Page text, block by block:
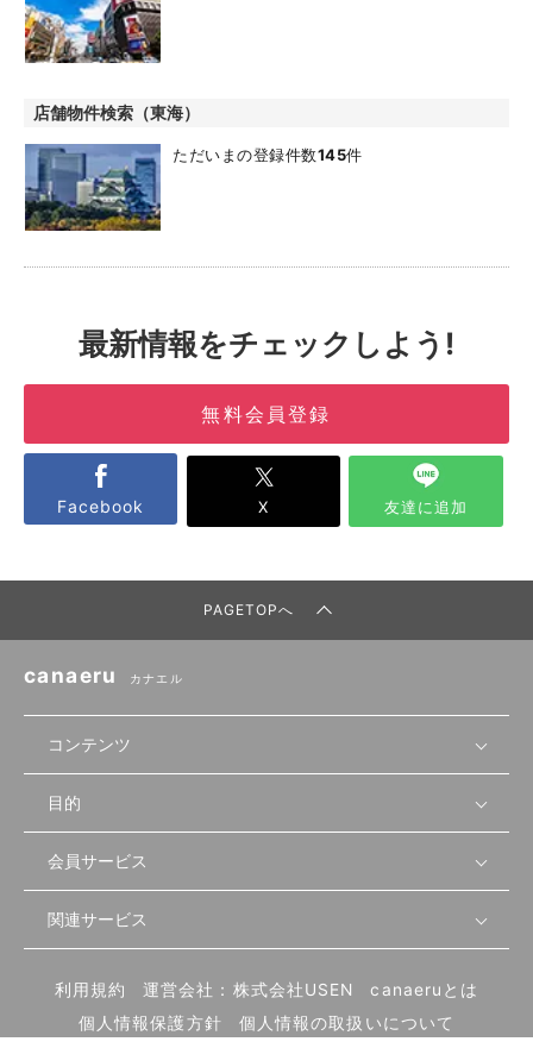
店舗物件検索（東海）
ただいまの登録件数145件
最新情報をチェックしよう!
無料会員登録
Facebook X 友達に追加
PAGETOPへ
canaeru カナエル
コンテンツ
無料開業相談
セミナー情報
セミナー動画
物件を探す
首都圏
北海道
先輩開業者の声
開業・経営に関する記事
目的
店舗運営
物件
内装・設備
食材・仕入れ
会員サービス
会員登録
ログイン
関連サービス
飲食店サクセスガイド（外部サイト）
利用規約 運営会社：株式会社USEN
canaeruとは
個人情報保護方針
個人情報の取扱いについて